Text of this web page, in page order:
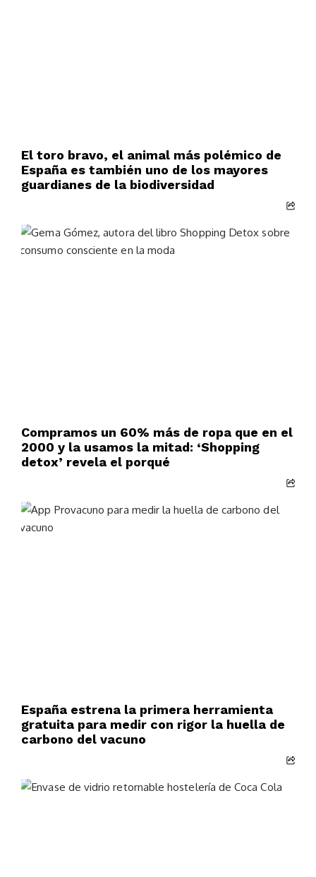
El toro bravo, el animal más polémico de
España es también uno de los mayores
guardianes de la biodiversidad
Compramos un 60% más de ropa que en el
2000 y la usamos la mitad: ‘Shopping
detox’ revela el porqué
España estrena la primera herramienta
gratuita para medir con rigor la huella de
carbono del vacuno